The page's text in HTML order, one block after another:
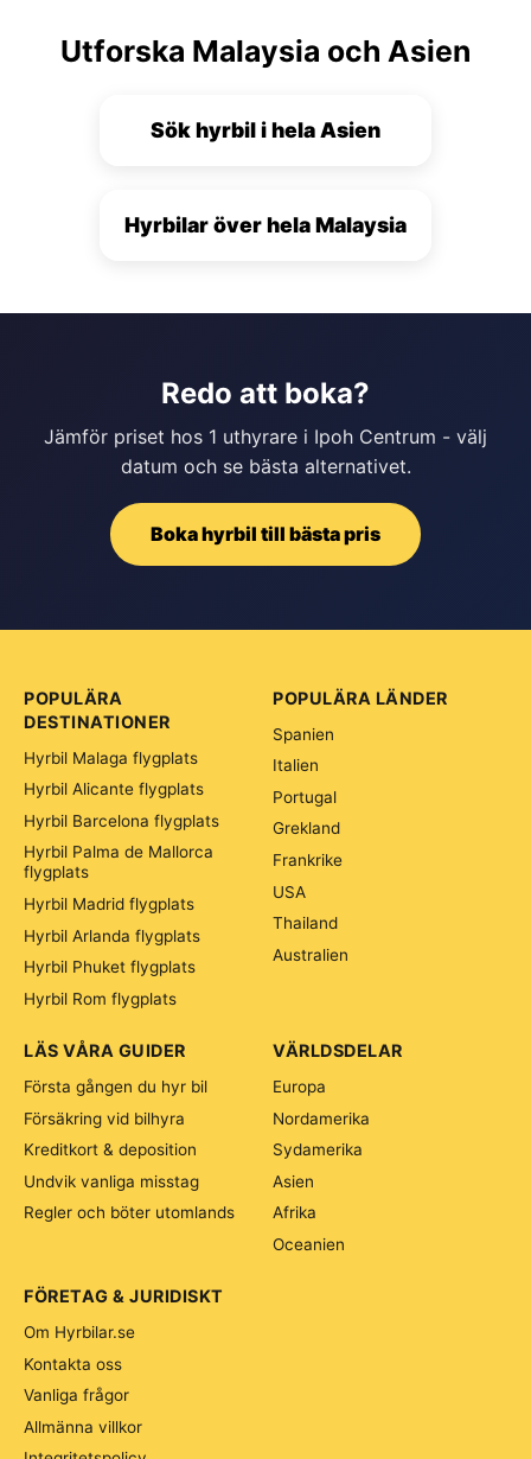
Utforska Malaysia och Asien
Sök hyrbil i hela Asien
Hyrbilar över hela Malaysia
Redo att boka?
Jämför priset hos 1 uthyrare i Ipoh Centrum - välj
datum och se bästa alternativet.
Boka hyrbil till bästa pris
POPULÄRA
DESTINATIONER
Hyrbil Malaga flygplats
Hyrbil Alicante flygplats
Hyrbil Barcelona flygplats
Hyrbil Palma de Mallorca
flygplats
Hyrbil Madrid flygplats
Hyrbil Arlanda flygplats
Hyrbil Phuket flygplats
Hyrbil Rom flygplats
POPULÄRA LÄNDER
Spanien
Italien
Portugal
Grekland
Frankrike
USA
Thailand
Australien
VÄRLDSDELAR
Europa
Nordamerika
Sydamerika
Asien
Afrika
Oceanien
LÄS VÅRA GUIDER
Första gången du hyr bil
Försäkring vid bilhyra
Kreditkort & deposition
Undvik vanliga misstag
Regler och böter utomlands
FÖRETAG & JURIDISKT
Om Hyrbilar.se
Kontakta oss
Vanliga frågor
Allmänna villkor